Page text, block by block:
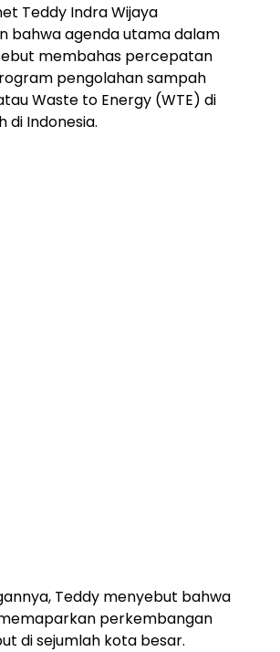
Teddy Indra Wijaya
bahwa agenda utama dalam
membahas percepatan
pengolahan sampah
Waste to Energy (WTE) di
di Indonesia.
Teddy menyebut bahwa
perkembangan
di sejumlah kota besar.